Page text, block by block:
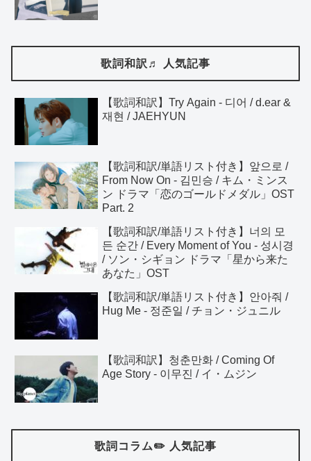
歌詞和訳♬ 人気記事
【歌詞和訳】Try Again - 디어 / d.ear &
재현 / JAEHYUN
【歌詞和訳/単語リスト付き】앞으로 /
From Now On - 김민승 / キム・ミンス
ン ドラマ「恋のゴールドメダル」OST
Part. 2
【歌詞和訳/単語リスト付き】너의 모
든 순간 / Every Moment of You - 성시경
/ ソン・シギョン ドラマ「星から来た
あなた」OST
【歌詞和訳/単語リスト付き】안아줘 /
Hug Me - 정준일 / チョン・ジュニル
【歌詞和訳】청춘만화 / Coming Of
Age Story - 이무진 / イ・ムジン
歌詞コラム✏️ 人気記事